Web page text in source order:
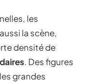
les
la scène,
densité de
. Des figures
grandes